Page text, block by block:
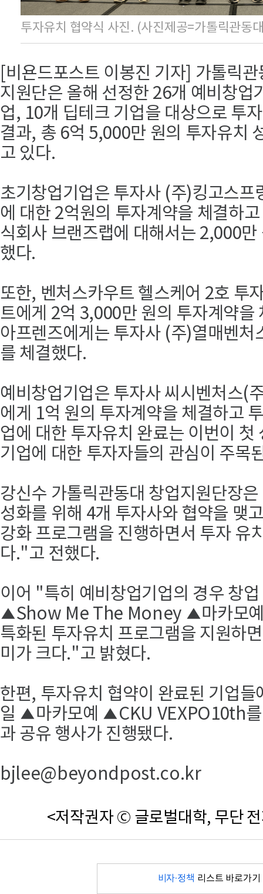
투자유치 협약식 사진. (사진제공=가톨릭관동
[비욘드포스트 이봉진 기자] 가톨릭
지원단은 올해 선정한 26개 예비창업
업, 10개 딥테크 기업을 대상으로 투
결과, 총 6억 5,000만 원의 투자유치
고 있다.
초기창업기업은 투자사 (주)킹고스프
에 대한 2억원의 투자계약을 체결하
식회사 브랜즈랩에 대해서는 2,000
했다.
또한, 벤처스카우트 헬스케어 2호 투
트에게 2억 3,000만 원의 투자계약을
아프렌즈에게는 투자사 (주)열매벤처
를 체결했다.
예비창업기업은 투자사 씨시벤처스(
에게 1억 원의 투자계약을 체결하고
업에 대한 투자유치 완료는 이번이 첫
기업에 대한 투자자들의 관심이 주목
강신수 가톨릭관동대 창업지원단장
성화를 위해 4개 투자사와 협약을 맺
강화 프로그램을 진행하면서 투자 유
다."고 전했다.
이어 "특히 예비창업기업의 경우 창
▲Show Me The Money ▲마카모예
특화된 투자유치 프로그램을 지원하
미가 크다."고 밝혔다.
한편, 투자유치 협약이 완료된 기업
일 ▲마카모예 ▲CKU VEXPO10th를
과 공유 행사가 진행됐다.
bjlee@beyondpost.co.kr
<저작권자 © 글로벌대학, 무단
비자·정책 리스트 바로가기